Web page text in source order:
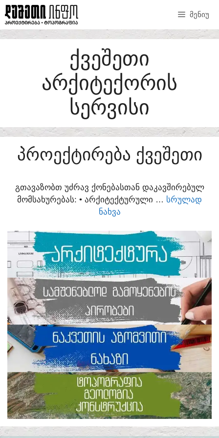
SKIP
TO
CONTENT
ᲛᲔᲜᲘᲣ
ᲥᲕᲔᲨᲔᲗᲘ
ᲐᲠᲥᲘᲢᲔᲥᲝᲠᲘᲡ
ᲡᲔᲠᲕᲘᲡᲘ
ᲞᲠᲝᲔᲥᲢᲘᲠᲔᲑᲐ ᲥᲕᲔᲨᲔᲗᲘ
ᲒᲗᲐᲕᲐᲖᲝᲑᲗ ᲣᲫᲠᲐᲕ ᲥᲝᲜᲔᲑᲐᲡᲗᲐᲜ ᲓᲐᲙᲐᲕᲨᲘᲠᲔᲑᲣᲚ
ᲛᲝᲛᲡᲐᲮᲣᲠᲔᲑᲐᲡ:​ • ᲐᲠᲥᲘᲢᲔᲥᲢᲣᲠᲣᲚᲘ … ᲡᲠᲣᲚᲐᲓ
ᲜᲐᲮᲕᲐ